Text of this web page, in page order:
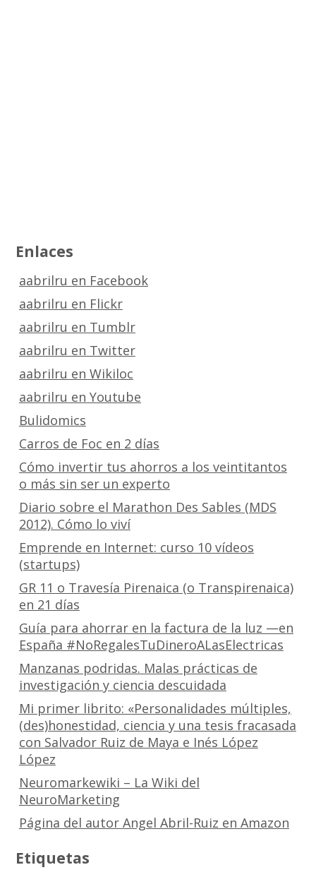
Enlaces
aabrilru en Facebook
aabrilru en Flickr
aabrilru en Tumblr
aabrilru en Twitter
aabrilru en Wikiloc
aabrilru en Youtube
Bulidomics
Carros de Foc en 2 días
Cómo invertir tus ahorros a los veintitantos
o más sin ser un experto
Diario sobre el Marathon Des Sables (MDS
2012). Cómo lo viví
Emprende en Internet: curso 10 vídeos
(startups)
GR 11 o Travesía Pirenaica (o Transpirenaica)
en 21 días
Guía para ahorrar en la factura de la luz —en
España #NoRegalesTuDineroALasElectricas
Manzanas podridas. Malas prácticas de
investigación y ciencia descuidada
Mi primer librito: «Personalidades múltiples,
(des)honestidad, ciencia y una tesis fracasada
con Salvador Ruiz de Maya e Inés López
López
Neuromarkewiki – La Wiki del
NeuroMarketing
Página del autor Angel Abril-Ruiz en Amazon
Etiquetas